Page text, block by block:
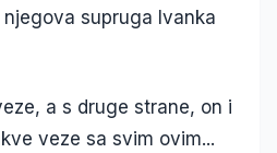
supruga Ivanka
a s druge strane, on i
veze sa svim ovim...